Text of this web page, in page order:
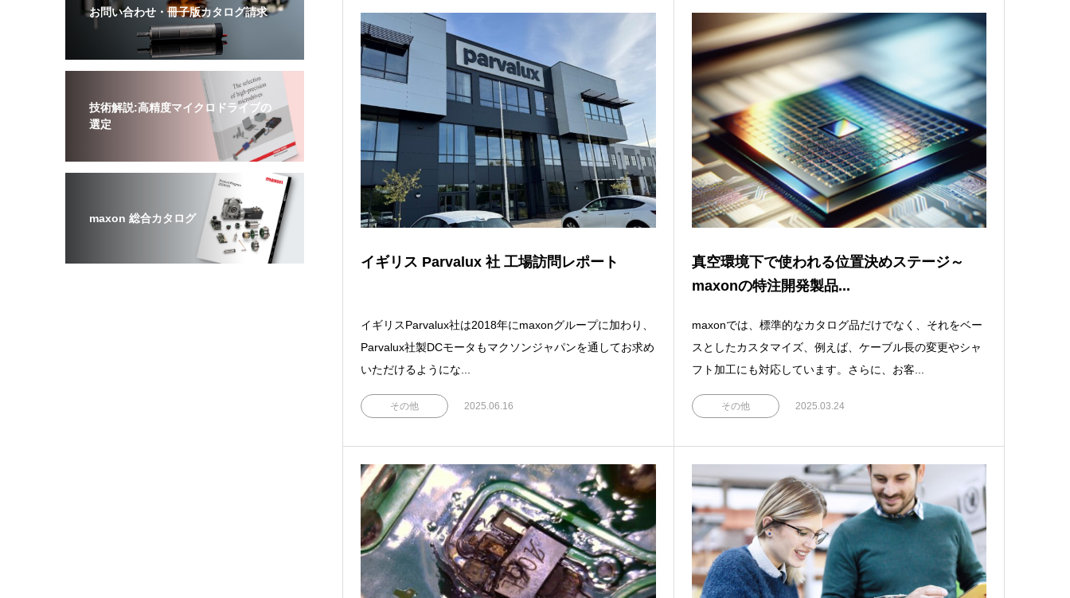
イギリス Parvalux 社 工場訪問レポート
イギリスParvalux社は2018年にmaxonグループに加わり、
Parvalux社製DCモータもマクソンジャパンを通してお求め
いただけるようにな...
その他 2025.06.16
真空環境下で使われる位置決めステージ～
maxonの特注開発製品...
maxonでは、標準的なカタログ品だけでなく、それをベー
スとしたカスタマイズ、例えば、ケーブル長の変更やシャ
フト加工にも対応しています。さらに、お客...
その他 2025.03.24
お問い合わせ・冊子版カタログ請求
技術解説:高精度マイクロドライブの
選定
maxon 総合カタログ